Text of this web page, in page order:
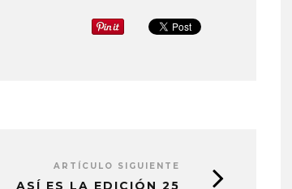
ARTÍCULO SIGUIENTE
ASÍ ES LA EDICIÓN 25